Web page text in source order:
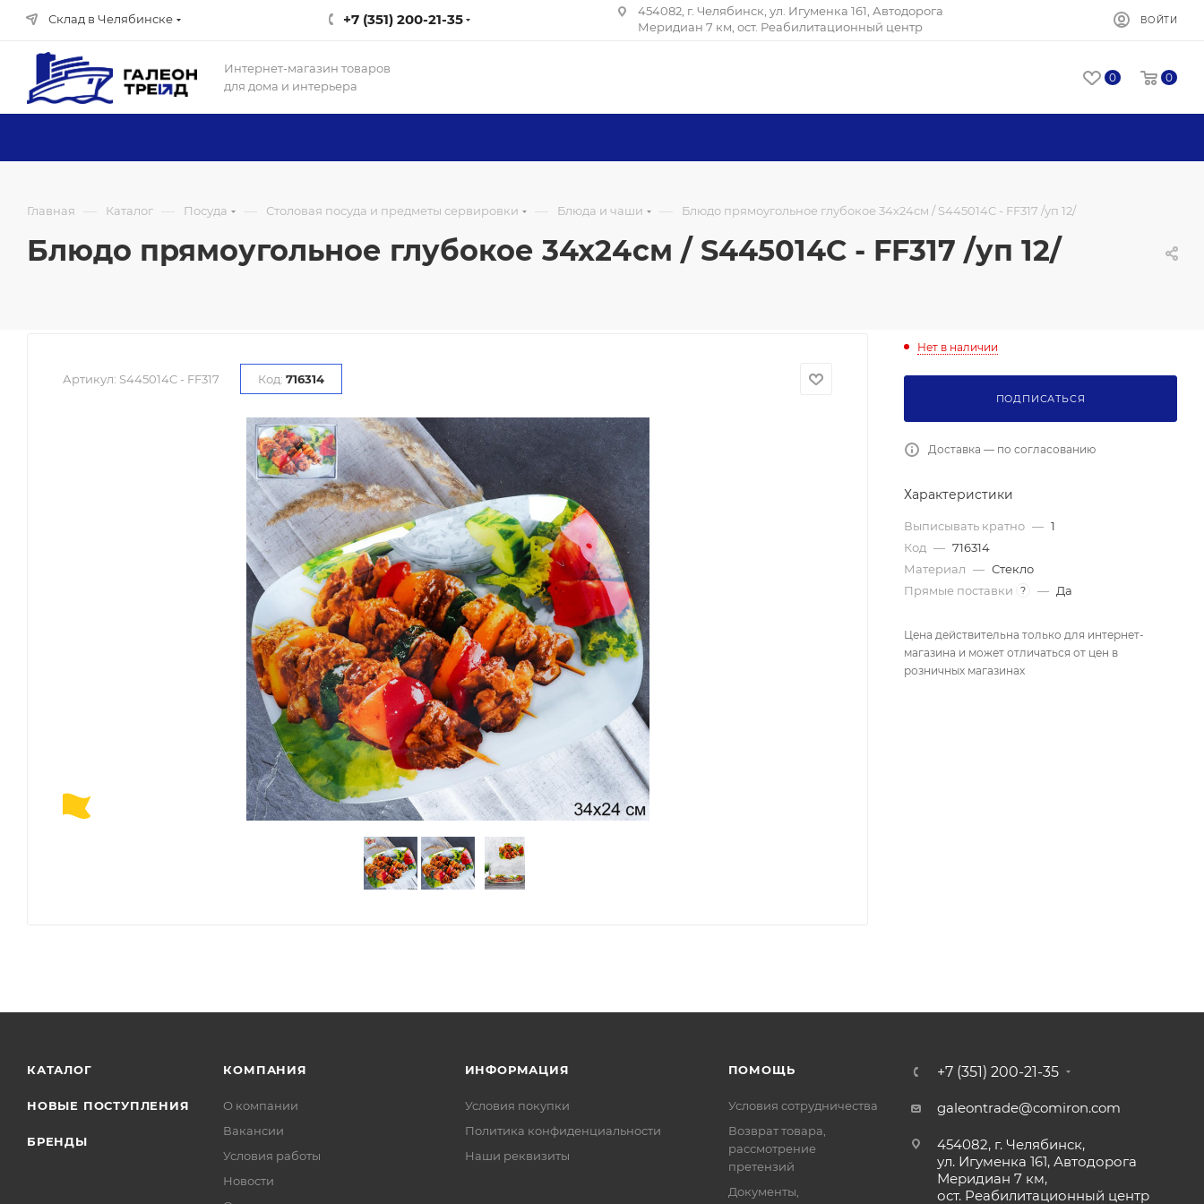
Склад в Челябинске +7 (351) 200-21-35
454082, г. Челябинск, ул. Игуменка 161, Автодорога
Меридиан 7 км, ост. Реабилитационный центр
ВОЙТИ
Интернет-магазин товаров
для дома и интерьера
0 0
Главная — Каталог — Посуда — Столовая посуда и предметы сервировки — Блюда и чаши — Блюдо прямоугольное глубокое 34х24см / S445014C - FF317 /уп 12/
Блюдо прямоугольное глубокое 34х24см / S445014C - FF317 /уп 12/
Артикул: S445014C - FF317 Код: 716314
Нет в наличии
ПОДПИСАТЬСЯ
Доставка — по согласованию
Характеристики
Выписывать кратно — 1
Код — 716314
Материал — Стекло
Прямые поставки
? — Да
Цена действительна только для интернет-
магазина и может отличаться от цен в
розничных магазинах
КАТАЛОГ
НОВЫЕ ПОСТУПЛЕНИЯ
БРЕНДЫ
КОМПАНИЯ
О компании
Вакансии
Условия работы
Новости
ИНФОРМАЦИЯ
Условия покупки
Политика конфиденциальности
Наши реквизиты
ПОМОЩЬ
Условия сотрудничества
Возврат товара,
рассмотрение
претензий
Документы,
+7 (351) 200-21-35
galeontrade@comiron.com
454082, г. Челябинск,
ул. Игуменка 161, Автодорога
Меридиан 7 км,
ост. Реабилитационный центр